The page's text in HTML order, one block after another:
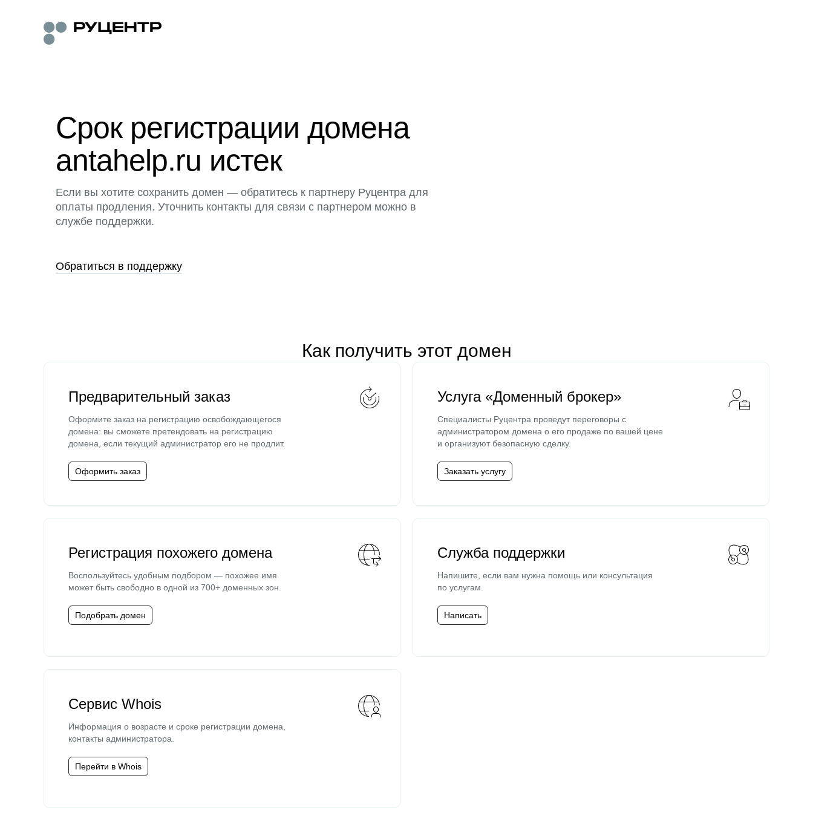
Срок регистрации домена
antahelp.ru истек
Если вы хотите сохранить домен — обратитесь к партнеру Руцентра для
оплаты продления. Уточнить контакты для связи с партнером можно в
службе поддержки.
Обратиться в поддержку
Как получить этот домен
Предварительный заказ
Оформите заказ на регистрацию освобождающегося
домена: вы сможете претендовать на регистрацию
домена, если текущий администратор его не продлит.
Оформить заказ
Услуга «Доменный брокер»
Специалисты Руцентра проведут переговоры с
администратором домена о его продаже по вашей цене
и организуют безопасную сделку.
Заказать услугу
Регистрация похожего домена
Воспользуйтесь удобным подбором — похожее имя
может быть свободно в одной из 700+ доменных зон.
Подобрать домен
Служба поддержки
Напишите, если вам нужна помощь или консультация
по услугам.
Написать
Сервис Whois
Информация о возрасте и сроке регистрации домена,
контакты администратора.
Перейти в Whois